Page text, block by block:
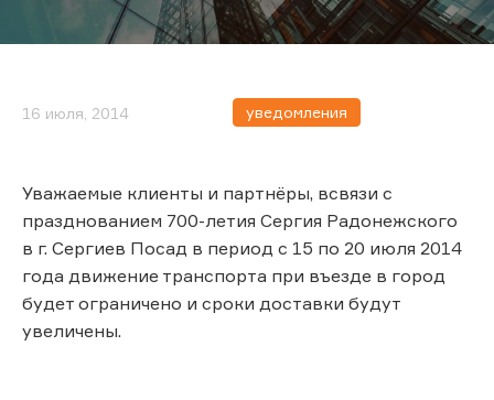
16 июля, 2014 уведомления
Уважаемые клиенты и партнёры, всвязи с
празднованием 700-летия Сергия Радонежского
в г. Сергиев Посад в период с 15 по 20 июля 2014
года движение транспорта при въезде в город
будет ограничено и сроки доставки будут
увеличены.